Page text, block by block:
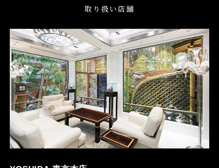
取り扱い店舗